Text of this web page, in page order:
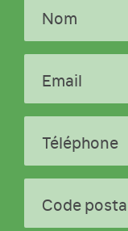
fidèle
la
la
il a eu
le cas
Nom
Email
Téléphone
Code